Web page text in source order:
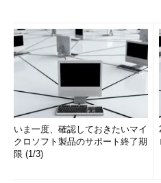
いま一度、確認しておきたいマイ
クロソフト製品のサポート終了期
限 (1/3)